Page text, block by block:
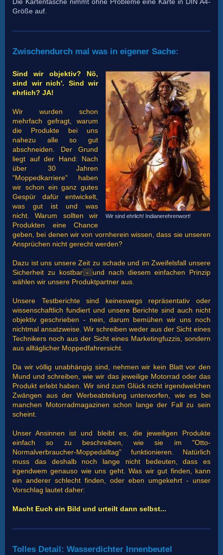
Größe auf.
Zwischendurch mal was in eigener Sache:
Wir sind ehrlich! Indianerehrenwort!
Sind wir objektiv? Nö,
sind wir nich'. Sind wir
ehrlich? JA!
Wir wurden schon
mehrfach gefragt, warum
die Produkte bei uns
nahezu alle so gut
abschneiden. Der Grund
liegt auf der Hand: Nach
über 30 Jahren
"Moppedkarriere" haben
wir schon ein ganz gutes
Gespür dafür entwickelt,
was gut ist und was
nicht. Warum sollten wir
Produkten eine Chance
geben, bei denen wir von vornherein wissen, dass sie unseren
Ansprüchen nicht gerecht werden?
Dazu ist uns unsere Zeit zu schade und im Zweifelsfall unsere
Sicherheit zu kostbar- und nach diesem einfachen Prinzip
wählen wir unsere Produktpartner aus.
Unsere Testberichte sind keineswegs repräsentativ oder
wissenschaftlich fundiert und unsere Berichte sind auch nicht
objektiv geschrieben - nein, darum bemühen wir uns noch
nichtmal ansatzweise. Wir schreiben weder aus der Sicht eines
Technikers noch aus der Sicht eines Marketingfuzzis, sondern
aus alltäglicher Moppedfahrersicht.
Da wir völlig unabhängig sind, nehmen wir kein Blatt vor den
Mund und schreiben, wie wir das jeweilige Motorrad oder das
Produkt erlebt haben. Wir sind zum Glück nicht irgendwelchen
Zwängen aus der Werbeabteilung unterworfen, wie es bei
manchen Motorradmagazinen schon lange der Fall zu sein
scheint.
Unser Ansinnen ist und bleibt es, die jeweiligen Produkte
einfach so zu beschreiben, wie sie im "Otto-
Normalverbraucher-Moppedalltag" funktionieren. Natürlich
muss das deshalb noch lange nicht bedeuten, dass es
irgendwem genauso wie uns geht. Was wir gut finden, kann
ein anderer schlecht finden, oder eben umgekehrt - unser
Vorschlag lautet daher:
Macht Euch ein Bild und urteilt dann selbst...
Tolles Detail: Wasserdichter Innenbeutel